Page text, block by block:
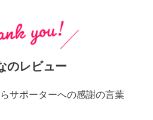
のレビュー
サポーターへの感謝の言葉